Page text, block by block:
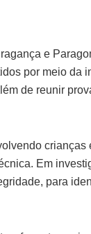
e
por meio da
de reunir
crianças
Em
para